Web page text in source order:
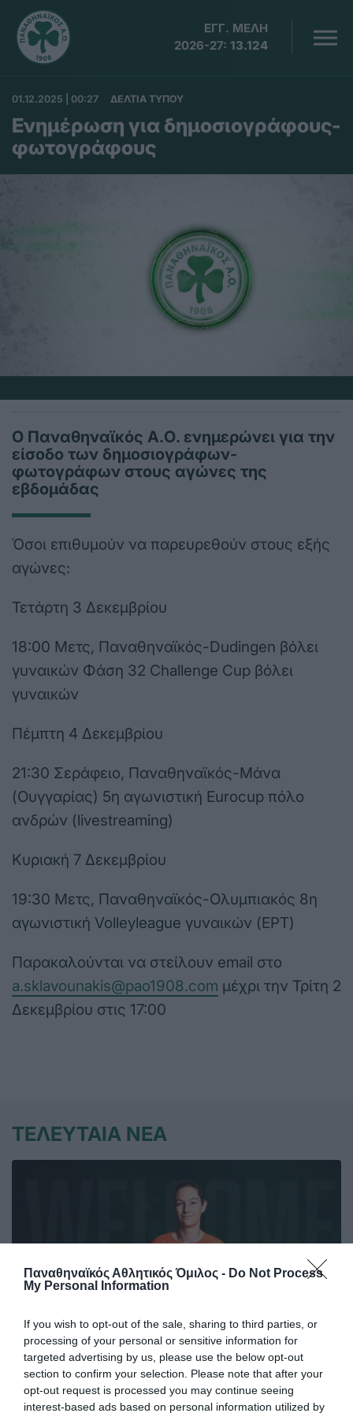
Παναθηναϊκός Αθλητικός Όμιλος - Do Not Process
My Personal Information
If you wish to opt-out of the sale, sharing to third parties, or
processing of your personal or sensitive information for
targeted advertising by us, please use the below opt-out
section to confirm your selection. Please note that after your
opt-out request is processed you may continue seeing
interest-based ads based on personal information utilized by
ΕΓΓ. ΜΕΛΗ
2026-27: 13.124
01.12.2025 | 00:27 ΔΕΛΤΙΑ ΤΥΠΟΥ
Ενημέρωση για δημοσιογράφους-
φωτογράφους
Ο Παναθηναϊκός Α.Ο. ενημερώνει για την
είσοδο των δημοσιογράφων-
φωτογράφων στους αγώνες της
εβδομάδας
Όσοι επιθυμούν να παρευρεθούν στους εξής
αγώνες:
Τετάρτη 3 Δεκεμβρίου
18:00 Μετς, Παναθηναϊκός-Dudingen βόλει
γυναικών Φάση 32 Challenge Cup βόλει
γυναικών
Πέμπτη 4 Δεκεμβρίου
21:30 Σεράφειο, Παναθηναϊκός-Μάνα
(Ουγγαρίας) 5η αγωνιστική Eurocup πόλο
ανδρών (livestreaming)
Κυριακή 7 Δεκεμβρίου
19:30 Μετς, Παναθηναϊκός-Ολυμπιακός 8η
αγωνιστική Volleyleague γυναικών (ΕΡΤ)
Παρακαλούνται να στείλουν email στο
a.sklavounakis@pao1908.com μέχρι την Τρίτη 2
Δεκεμβρίου στις 17:00
ΤΕΛΕΥΤΑΙΑ ΝΕΑ
Στον Παναθηναϊκό η
Κατεργιαννάκη